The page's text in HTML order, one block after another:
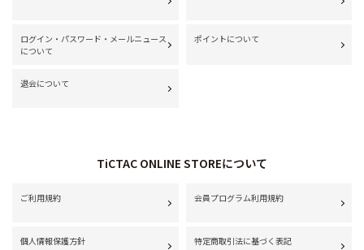
ログイン・パスワード・メールニュース
について
ポイントについて
退会について
TiCTAC ONLINE STOREについて
ご利用規約 会員プログラム利用規約
個人情報保護方針 特定商取引法に基づく表記